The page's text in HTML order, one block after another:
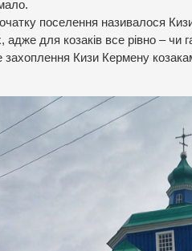
поселення називалося
адже для козаків все рівно –
Кизи Кермену